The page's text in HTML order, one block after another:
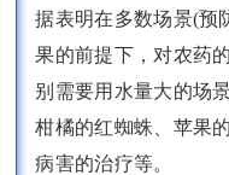
据表明在多数场景(预
果的前提下，对农药
别需要用水量大的场
柑橘的红蜘蛛、苹果
病害的治疗等。